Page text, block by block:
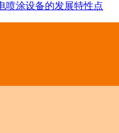
喷涂设备的发展特性点